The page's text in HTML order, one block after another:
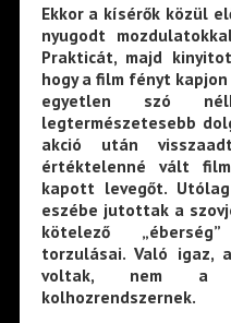
Ekkor a kísérők közül
nyugodt
Prakticát, majd
hogy a film fényt
egyetlen szó
legtermészetesebb
akció után
értéktelenné vált
kapott levegőt.
eszébe jutottak a
kötelező
torzulásai. Való igaz,
voltak, nem a
kolhozrendszernek.